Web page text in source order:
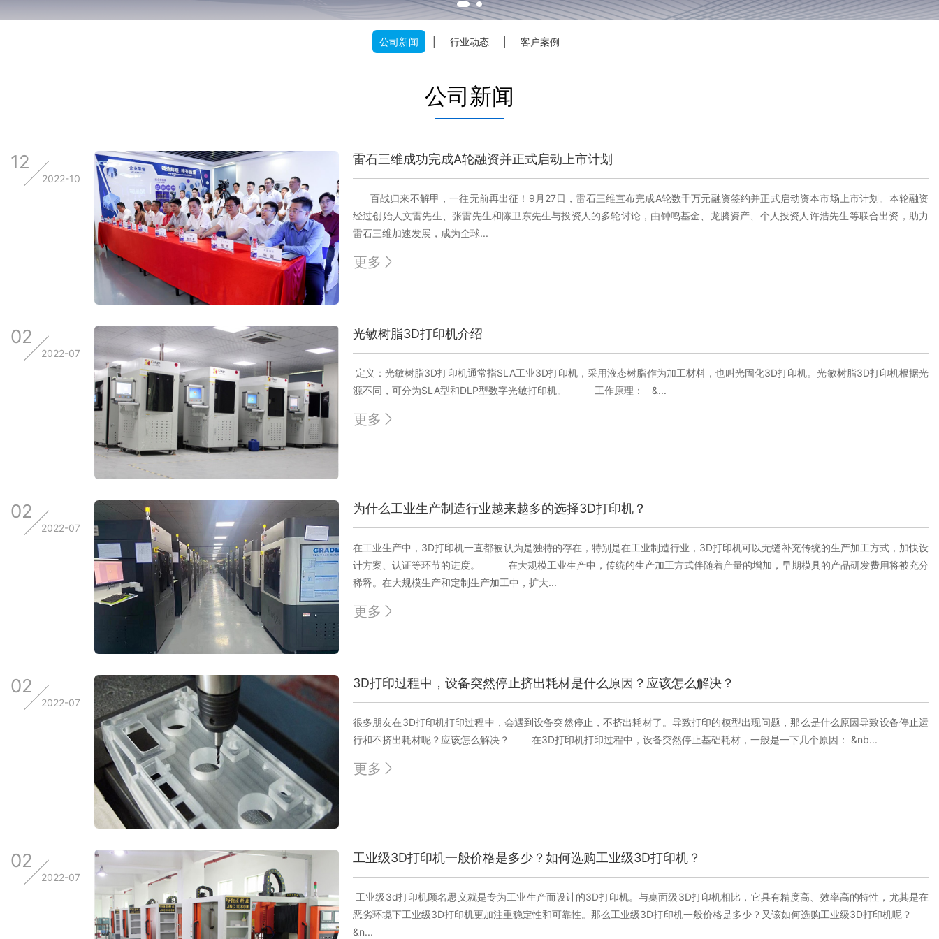
公司新闻 行业动态 客户案例
公司新闻
12
2022-10
雷石三维成功完成A轮融资并正式启动上市计划
百战归来不解甲，一往无前再出征！9月27日，雷石三维宣布完成A轮数千万元融资签约并正式启动资本市场上市计划。本轮融资
经过创始人文雷先生、张雷先生和陈卫东先生与投资人的多轮讨论，由钟鸣基金、龙腾资产、个人投资人许浩先生等联合出资，助力
雷石三维加速发展，成为全球...
更多
02
2022-07
光敏树脂3D打印机介绍
定义：光敏树脂3D打印机通常指SLA工业3D打印机，采用液态树脂作为加工材料，也叫光固化3D打印机。光敏树脂3D打印机根据光
源不同，可分为SLA型和DLP型数字光敏打印机。 工作原理： &...
更多
02
2022-07
为什么工业生产制造行业越来越多的选择3D打印机？
在工业生产中，3D打印机一直都被认为是独特的存在，特别是在工业制造行业，3D打印机可以无缝补充传统的生产加工方式，加快设
计方案、认证等环节的进度。 在大规模工业生产中，传统的生产加工方式伴随着产量的增加，早期模具的产品研发费用将被充分
稀释。在大规模生产和定制生产加工中，扩大...
更多
02
2022-07
3D打印过程中，设备突然停止挤出耗材是什么原因？应该怎么解决？
很多朋友在3D打印机打印过程中，会遇到设备突然停止，不挤出耗材了。导致打印的模型出现问题，那么是什么原因导致设备停止运
行和不挤出耗材呢？应该怎么解决？ 在3D打印机打印过程中，设备突然停止基础耗材，一般是一下几个原因： &nb...
更多
02
2022-07
工业级3D打印机一般价格是多少？如何选购工业级3D打印机？
工业级3d打印机顾名思义就是专为工业生产而设计的3D打印机。与桌面级3D打印机相比，它具有精度高、效率高的特性，尤其是在
恶劣环境下工业级3D打印机更加注重稳定性和可靠性。那么工业级3D打印机一般价格是多少？又该如何选购工业级3D打印机呢？
&n...